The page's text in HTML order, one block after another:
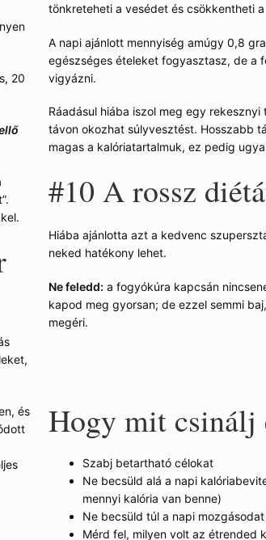
20
és
tönkreteheti a vesédet és csökkentheti
A napi ajánlott mennyiség amúgy 0,8
egészséges ételeket fogyasztasz, de a
vigyázni.
Ráadásul hiába iszol meg egy
távon okozhat súlyvesztést. Hosszabb
magas a kalóriatartalmuk, ez pedig
#10 A rossz
Hiába ajánlotta azt a kedvenc
neked hatékony lehet.
Ne feledd: a fogyókúra kapcsán
kapod meg gyorsan; de ezzel semmi
megéri.
Hogy mit csinálj
Szabj betartható célokat
Ne becsüld alá a napi
mennyi kalória van benne)
Ne becsüld túl a napi mozgásodat
Mérd fel, milyen volt az étrended